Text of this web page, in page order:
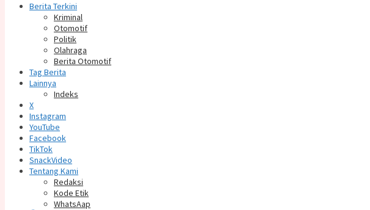
Berita Terkini
Kriminal
Otomotif
Politik
Olahraga
Berita Otomotif
Tag Berita
Lainnya
Indeks
X
Instagram
YouTube
Facebook
TikTok
SnackVideo
Tentang Kami
Redaksi
Kode Etik
WhatsAap